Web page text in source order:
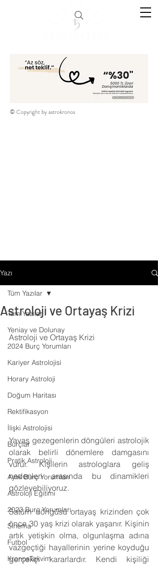
© Copyright by astrokronos
Yazı
Tüm Yazılar
Yeniay ve Dolunay
2024 Burç Yorumları
Kariyer Astrolojisi
Horary Astroloji
Doğum Haritası
Rektifikasyon
İlişki Astrolojisi
Burçlar
Pratik Astroloji
Aylık Burç Yorumları
Astroloji Eğitimi
2023 Burç Yorumları
Sinema
Futbol
KronosTakvim
Tüm Yazılar
Astroloji ve Ortayaş Krizi
Astroloji ve Ortayaş Krizi
Yavaş gezegenlerin döngüleri astrolojik
olarak belirli dönemlere damgasını
vurur. Kişilerin astrologlara geliş
nedenleri arasında bu dinamikleri
gözleyebiliyoruz.
Satürn döngüsü ortayaş krizinden çok
önce 30 yaş krizi olarak yaşanır. Kişinin
artık yetişkin olma, olgunlaşma adına
vazgeçtiği hayallerinin yerine koyduğu
gerçekçi kararlardır. Kendi kişiliği